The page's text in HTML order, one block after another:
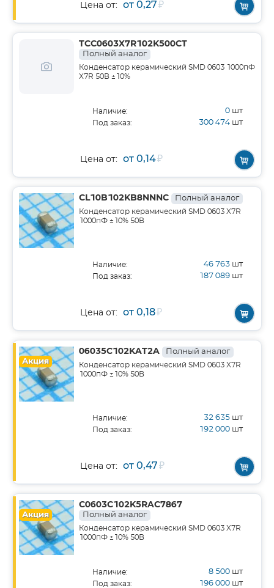
Цена от: от 0,27₽
TCC0603X7R102K500CT
Полный аналог
Конденсатор керамический SMD 0603 1000пФ
X7R 50В ±10%
Наличие: 0 шт
Под заказ: 300 474 шт
Цена от: от 0,14₽
CL10B102KB8NNNC Полный аналог
Конденсатор керамический SMD 0603 X7R
1000пФ ±10% 50В
Наличие: 46 763 шт
Под заказ: 187 089 шт
Цена от: от 0,18₽
Акция
06035C102KAT2A Полный аналог
Конденсатор керамический SMD 0603 X7R
1000пФ ±10% 50В
Наличие: 32 635 шт
Под заказ: 192 000 шт
Цена от: от 0,47₽
Акция
C0603C102K5RAC7867
Полный аналог
Конденсатор керамический SMD 0603 X7R
1000пФ ±10% 50В
Наличие: 8 500 шт
Под заказ: 196 000 шт